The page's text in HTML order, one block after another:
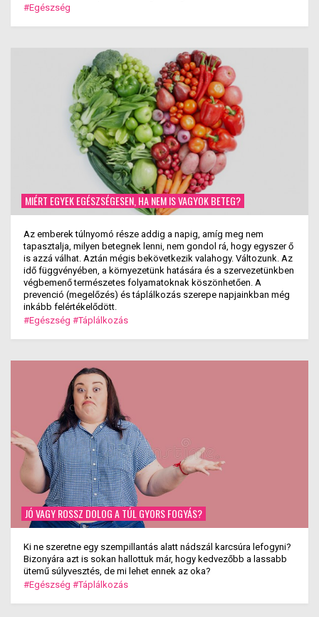
#Egészség
MIÉRT EGYEK EGÉSZSÉGESEN, HA NEM IS VAGYOK BETEG?
Az emberek túlnyomó része addig a napig, amíg meg nem
tapasztalja, milyen betegnek lenni, nem gondol rá, hogy egyszer ő
is azzá válhat. Aztán mégis bekövetkezik valahogy. Változunk. Az
idő függvényében, a környezetünk hatására és a szervezetünkben
végbemenő természetes folyamatoknak köszönhetően. A
prevenció (megelőzés) és táplálkozás szerepe napjainkban még
inkább felértékelődött.
#Egészség #Táplálkozás
JÓ VAGY ROSSZ DOLOG A TÚL GYORS FOGYÁS?
Ki ne szeretne egy szempillantás alatt nádszál karcsúra lefogyni?
Bizonyára azt is sokan hallottuk már, hogy kedvezőbb a lassabb
ütemű súlyvesztés, de mi lehet ennek az oka?
#Egészség #Táplálkozás